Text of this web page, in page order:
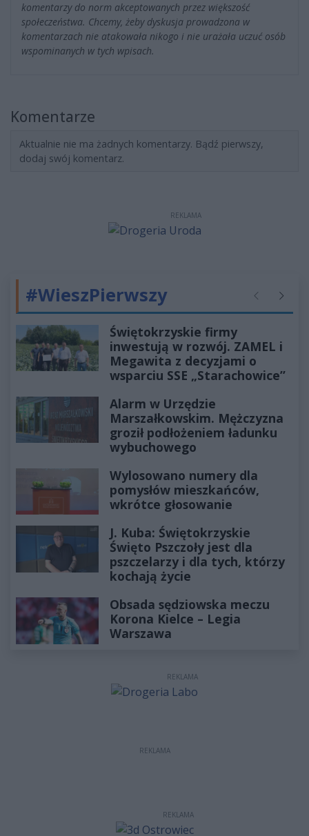
komentarzy do norm akceptowanych przez większość
społeczeństwa. Chcemy, żeby dyskusja prowadzona w
komentarzach nie atakowała nikogo i nie urażała uczuć osób
wspominanych w tych wpisach.
Komentarze
Aktualnie nie ma żadnych komentarzy. Bądź pierwszy,
dodaj swój komentarz.
REKLAMA
#WieszPierwszy Poprzednie
Świętokrzyskie firmy
inwestują w rozwój. ZAMEL i
Megawita z decyzjami o
wsparciu SSE „Starachowice”
Alarm w Urzędzie
Marszałkowskim. Mężczyzna
groził podłożeniem ładunku
wybuchowego
Wylosowano numery dla
pomysłów mieszkańców,
wkrótce głosowanie
J. Kuba: Świętokrzyskie
Święto Pszczoły jest dla
pszczelarzy i dla tych, którzy
kochają życie
Obsada sędziowska meczu
Korona Kielce – Legia
Warszawa
REKLAMA
REKLAMA
REKLAMA